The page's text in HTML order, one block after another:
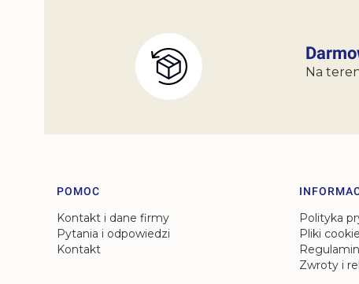
Na
Linki w stopce
POMOC
Kontakt i dane firmy
Pytania i odpowiedzi
Kontakt
Polityka
Pliki
Zwroty i